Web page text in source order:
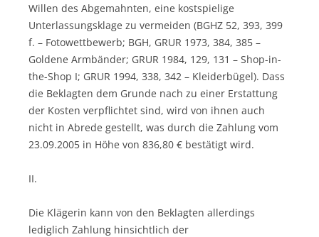
Willen des Abgemahnten, eine kostspielige
Unterlassungsklage zu vermeiden (BGHZ 52, 393, 399
f. – Fotowettbewerb; BGH, GRUR 1973, 384, 385 –
Goldene Armbänder; GRUR 1984, 129, 131 – Shop-in-
the-Shop I; GRUR 1994, 338, 342 – Kleiderbügel). Dass
die Beklagten dem Grunde nach zu einer Erstattung
der Kosten verpflichtet sind, wird von ihnen auch
nicht in Abrede gestellt, was durch die Zahlung vom
23.09.2005 in Höhe von 836,80 € bestätigt wird.
II.
Die Klägerin kann von den Beklagten allerdings
lediglich Zahlung hinsichtlich der